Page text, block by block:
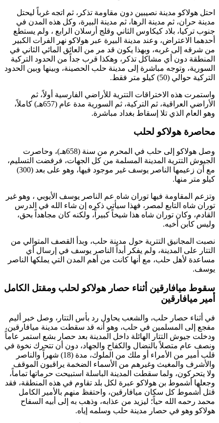
احتل هولاكو مدينة نصيبين دون مقاومة تذكر، ثم اتجه غرباً ليحتل
مدينة حران، ثم مدينة الرها، ثم مدينة البيرة، وكل هذه المدن في
جنوب تركيا، بلاد كيكاوس الثاني وقلج أرسلان الرابع ، ولم يستطع
أحدهما الاعتراض، وعند مدينة البيرة عبر هولاكو نهر الفرات الكبير
من شرقه إلى غربه، وبهذا يكون قد مر من العائق المائي الثاني في
المنطقة دون أي مشاكل تذكر، وهكذا قرب جداً من الحدود التركية
السورية، وتوجه مباشرة إلى مدينة حلب الحصينة، وبينها وبين الحدود
التركية حوالي (50) كيلو متر فقط.
واستمرت هذه الاختراقات التترية للأراضي الفارسية أولاً، ثم
الأراضي العراقية، ثم التركية، ثم السورية مدة عام (657هـ) كاملاً،
وهو العام الذي تلا إسقاط بغداد مباشرة.
محاصرة هولاكو لحلب
وصل هولاكو
إلى حلب في المحرم من سنة (658هـ)، وحاصرت
الجيوش التترية المدينة المسلمة من كل الجهات، فرفضت التسليم،
مع أن زعيمها الناصر يوسف
غير موجود فيها، وهو على بعد (300)
كيلو متر منها.
وتزعم المقاومة فيها توران شاه عم الناصر يوسف الأيوبي ، وهو غير
توران شاه التابع لمصر، فهذا سيأتي ذكره إن شاء الله في الدرس
القادم، وكان توران شاه هذا شيخاً كبيراً، ولكنه كان مجاهداً بحق،
وليس كابن أخيه.
نصبت المجانيق التترية حول مدينة حلب، وبدأ القصف المتوالي من
التتار على المدينة، ولم يفكر أبداً
الناصر يوسف في إرسال أي
مساعدة لأهل حلب، مع أنها كانت من أهم المدن التي يملكها الناصر
يوسف.
سقوط ميافارقين أثناء حصار هولاكو لحلب ومقتل الكامل
أمير ميافارقين
في أثناء حصار حلب، والشعب يحاول رد بأس التتار، وصل خبر أليم
مفجع إلى المسلمين في حلب، وهو أنه قد سقطت مدينة ميافارقين،
ودخلت جيوش التتار الهائلة داخل المدينة بعد حصار بشع استمر عاماً
ونصف عام متصلاً بالنضال والكفاح والجهاد، دون أن تتحرك نخوة في
قلب أمير من الأمراء أو ملك من الملوك، مدة (18) شهراً و
الناصر
و الأشرف و المغيث وغيرهم من الأسماء الضخمة يراقبون الموقف
ولا يتحركون، ولما سقطت المدينة الباسلة استبيحت حرماتها تماماً،
وجعلها أشموط بن هولاكو عبرة لكل بلد تقاوم في هذه المنطقة، فقد
قتل أشموط كل سكان ميافارقين، واحتفظ منهم بالأمير
الكامل
محمد رحمه الله حياً؛ ليزيد من عذابه، وذهب به إلى أبيه السفاح
هولاكو وهو في حصار مدينة حلب وسلمه إياه.